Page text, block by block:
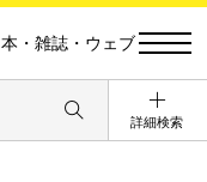
本・雑誌・ウェブ
詳細検索